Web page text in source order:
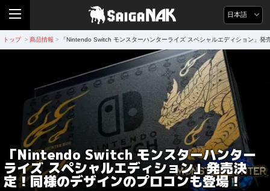
日本語
トップ > 商品情報 > 「Nintendo Switch モンスターハンターライズ スペシャルエディション」
「Nintendo Switch モンスターハンター
ライズ スペシャルエディション」発売決
定！同様のデザインのプロコンも登場！